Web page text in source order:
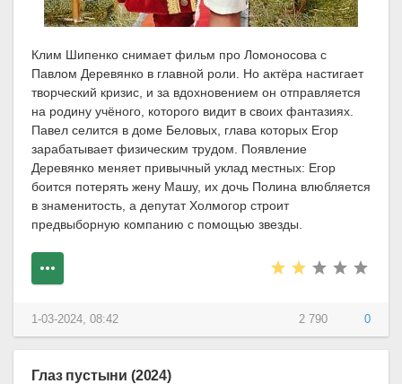
Клим Шипенко снимает фильм про Ломоносова с
Павлом Деревянко в главной роли. Но актёра настигает
творческий кризис, и за вдохновением он отправляется
на родину учёного, которого видит в своих фантазиях.
Павел селится в доме Беловых, глава которых Егор
зарабатывает физическим трудом. Появление
Деревянко меняет привычный уклад местных: Егор
боится потерять жену Машу, их дочь Полина влюбляется
в знаменитость, а депутат Холмогор строит
предвыборную компанию с помощью звезды.
2 790 0
1-03-2024, 08:42
Глаз пустыни (2024)